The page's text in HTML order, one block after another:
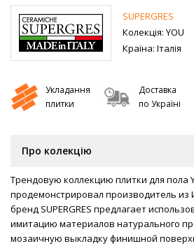
SUPERGRES
Колекція: YOU
Країна: Італія
Укладання
плитки
Доставка
по Україні
Про колекцію
Трендовую коллекцию плитки для пола
продемонстрировал производитель из
бренд SUPERGRES предлагает
имитацию материалов натурального
мозаичную выкладку финишной